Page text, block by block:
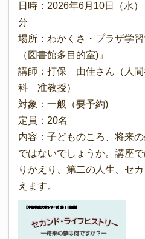
日時：2026年6月10日（水
分
場所：わかくさ・プラザ学
（図書館多目的室)」
講師：打保 由佳さん（人
科 准教授）
対象：一般（要予約)
定員：20名
内容：子どものころ、将来
ではないでしょうか。講座
りかえり、第二の人生、セ
えます。